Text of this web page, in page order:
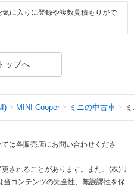
気に入りに登録や複数見積もりがで
ップへ
MINI Cooper ミニの中古車
は各販売店にお問い合わせくださ
されることがあります。また、(株)リ
コンテンツの完全性、無誤謬性を保